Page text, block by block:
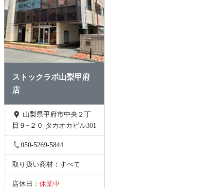
ストックラボ山梨甲府
店
目９−２０ タカオカビル301
050-5269-5844
取り扱い商材：すべて
店休日： 休業中